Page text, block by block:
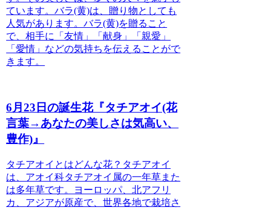
ています。バラ(黄)は、贈り物としても
人気があります。バラ(黄)を贈ること
で、相手に「友情」「献身」「親愛」
「愛情」などの気持ちを伝えることがで
きます。
6月23日の誕生花『タチアオイ(花
言葉→あなたの美しさは気高い、
豊作)』
タチアオイとはどんな花？ タチアオイ
は、アオイ科タチアオイ属の一年草また
は多年草です。ヨーロッパ、北アフリ
カ、アジアが原産で、世界各地で栽培さ